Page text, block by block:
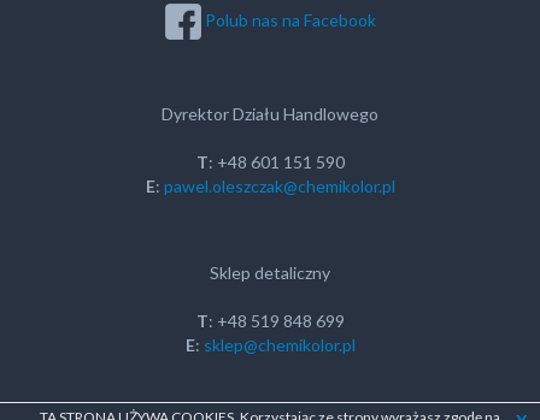
Polub nas na Facebook
Dyrektor Działu Handlowego
T: +48 601 151 590
E: pawel.oleszczak@chemikolor.pl
Sklep detaliczny
T: +48 519 848 699
E: sklep@chemikolor.pl